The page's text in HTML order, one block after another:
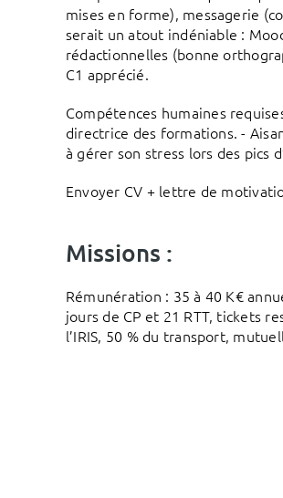
mises en forme), messagerie
serait un atout indéniable :
rédactionnelles (bonne
C1 apprécié.
Compétences humaines
directrice des formations. -
à gérer son stress lors des pics
Envoyer CV + lettre de
Missions :
Rémunération : 35 à 40 K€
jours de CP et 21 RTT, tickets
l’IRIS, 50 % du transport,